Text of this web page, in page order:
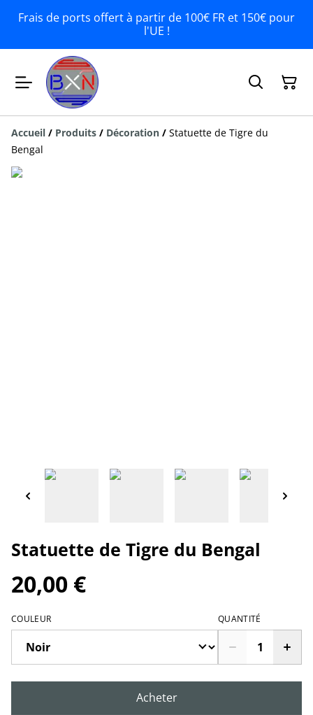
Frais de ports offert à partir de 100€ FR et 150€ pour
l'UE !
Accueil / Produits / Décoration / Statuette de Tigre du
Bengal
Statuette de Tigre du Bengal
20,00 €
COULEUR QUANTITÉ
Acheter